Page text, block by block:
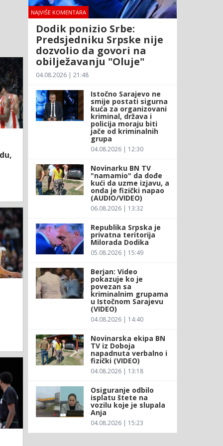
NAJVIŠE KOMENTARA
Dodik ponizio Srbe:
Predsjedniku Srpske nije
dozvolio da govori na
obilježavanju "Oluje"
04.08.2026 | 21:48
Istočno Sarajevo ne
smije postati sigurna
kuća za organizovani
kriminal, država i
policija moraju biti
jače od kriminalnih
grupa
04.08.2026 | 12:30
Novinarku BN TV
"namamio" da dođe
kući da uzme izjavu, a
onda je fizički napao
(AUDIO/VIDEO)
06.08.2026 | 13:32
Republika Srpska je
privatna teritorija
Milorada Dodika
05.08.2026 | 15:49
Berjan: Video
pokazuje ko je
povezan sa
kriminalnim grupama
u Istočnom Sarajevu
(VIDEO)
04.08.2026 | 14:40
Novinarska ekipa BN
TV iz Doboja
napadnuta verbalno i
fizički (VIDEO)
04.08.2026 | 13:18
Osiguranje odbilo
isplatu štete na
vozilu koje je slupala
Anja
04.08.2026 | 15:23